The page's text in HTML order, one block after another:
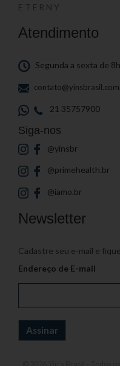
ETERNY
Atendimento
Segunda a sexta de
21 35757900
Siga-nos
@yinsbr
@primehealth.br
@iamo.br
Newsletter
Cadastre seu e-mail e
Endereço de E-mail